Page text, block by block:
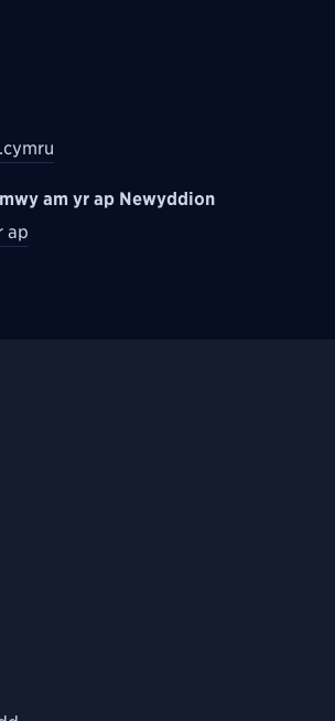
am yr ap Newyddion
ap